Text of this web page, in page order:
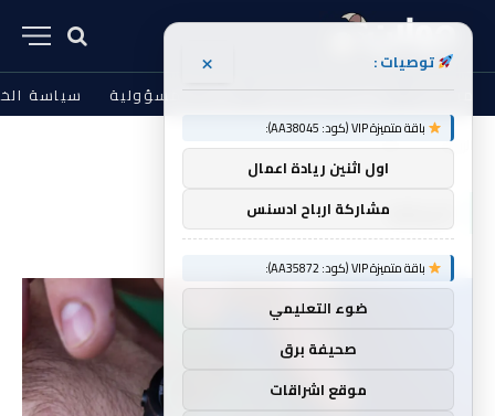
من نحن الشروط والأحكام إخلاء المسؤولية سياسة
الرئيسية » اللياقة
اللياقة
توصيات : ×
باقة متميزة VIP (كود: AA38045):
اول اثنين ريادة اعمال
مشاركة ارباح ادسنس
باقة متميزة VIP (كود: AA35872):
ضوء التعليمي
صحيفة برق
موقع اشراقات